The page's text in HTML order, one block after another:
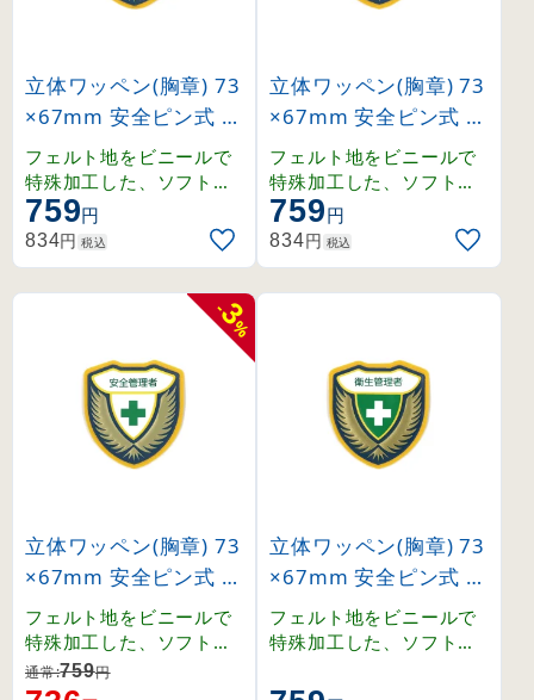
立体ワッペン(胸章) 73
×67mm 安全ピン式 総
括 安全衛生管理者 (12
6902)
フェルト地をビニールで
特殊加工した、ソフトタ
ッチの立体ワッペン。
759円
834円 税込
立体ワッペン(胸章) 73
×67mm 安全ピン式 安
全衛生管理者 (126903
)
フェルト地をビニールで
特殊加工した、ソフトタ
ッチの立体ワッペン。
759円
834円 税込
-
3
%
立体ワッペン(胸章) 73
×67mm 安全ピン式 安
全管理者 (126904)
フェルト地をビニールで
特殊加工した、ソフトタ
ッチの立体ワッペン。
通常:759円
立体ワッペン(胸章) 73
×67mm 安全ピン式 衛
生管理者 (126905)
フェルト地をビニールで
特殊加工した、ソフトタ